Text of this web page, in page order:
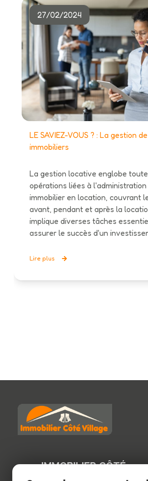
27/02/2024
LE SAVIEZ-VOUS ? : La gestion
immobiliers
La gestion locative englobe
opérations liées à l'administration
immobilier en location, couvrant
avant, pendant et après la
implique diverses tâches
assurer le succès d'un
Lire plus
IMMOBILIER CÔTÉ